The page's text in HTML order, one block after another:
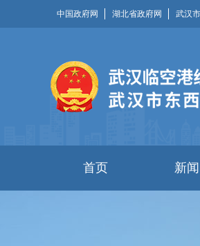
中国政府网 湖北省政府网 武汉
首页 新